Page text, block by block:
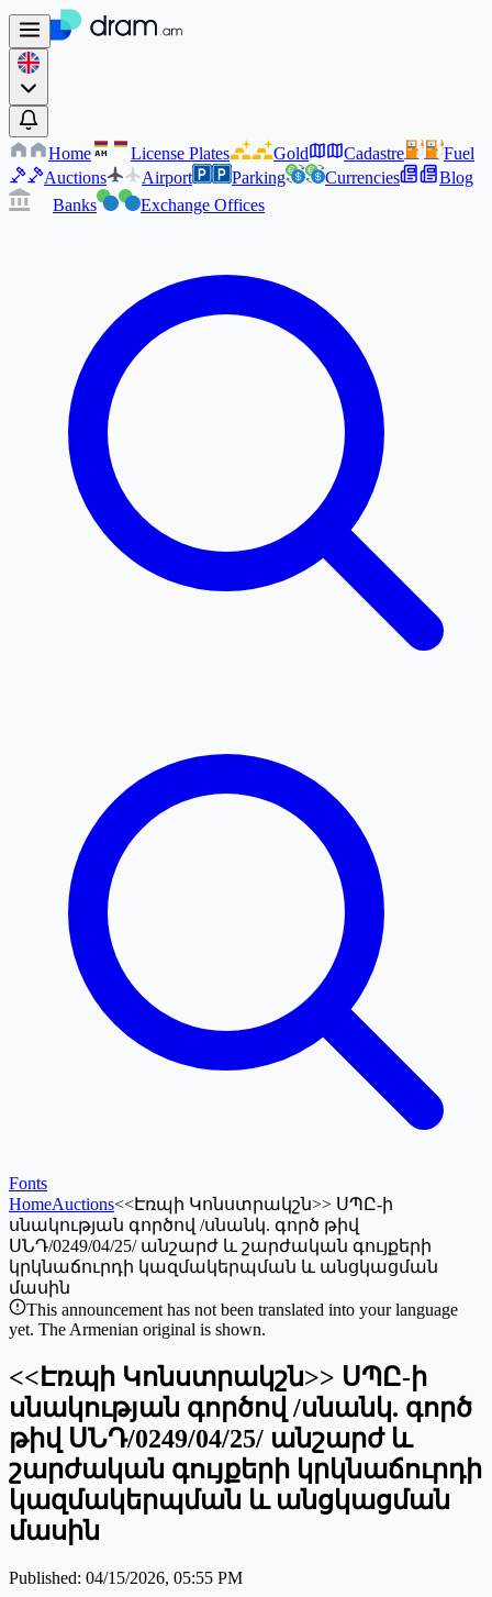
Home AM License Plates Gold Cadastre
Fuel
Auctions
Airport Parking Currencies
Blog
Banks
Exchange Offices
Fonts
HomeAuctions<<Էռպի Կոնստրակշն>> ՍՊԸ-ի
սնակության գործով /սնանկ. գործ թիվ
ՍՆԴ/0249/04/25/ անշարժ և շարժական գույքերի
կրկնաճուրդի կազմակերպման և անցկացման
մասին
This announcement has not been translated into your language
yet. The Armenian original is shown.
<<Էռպի Կոնստրակշն>> ՍՊԸ-ի
սնակության գործով /սնանկ. գործ
թիվ ՍՆԴ/0249/04/25/ անշարժ և
շարժական գույքերի կրկնաճուրդի
կազմակերպման և անցկացման
մասին
Published: 04/15/2026, 05:55 PM